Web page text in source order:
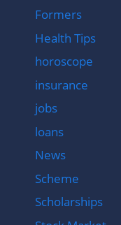
Formers
Health Tips
horoscope
insurance
jobs
loans
News
Scheme
Scholarships